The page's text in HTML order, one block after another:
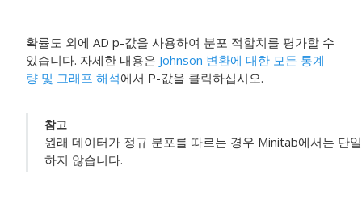
확률도 외에 AD p-값을 사용하여 분포 적합치를 평가할 수
있습니다. 자세한 내용은 Johnson 변환에 대한 모든 통계
량 및 그래프 해석에서 P-값을 클릭하십시오.
참고
원래 데이터가 정규 분포를 따르는 경우 Minitab에서는 단
하지 않습니다.